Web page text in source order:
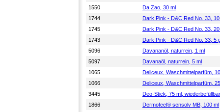
1550
Da Zao, 30 ml
1744
Dark Pink - D&C Red No. 33,
1745
Dark Pink - D&C Red No. 33,
1743
Dark Pink - D&C Red No. 33, 5
5096
Davananöl, naturrein, 1 ml
5097
Davanaöl, naturrein, 5 ml
1065
Deliceux, Waschmittelparfüm,
1066
Deliceux, Waschmittelparfüm,
3445
Deo-Stick, 75 ml, wiederbefüllbar
1866
Dermofeel® sensolv MB, 100 ml